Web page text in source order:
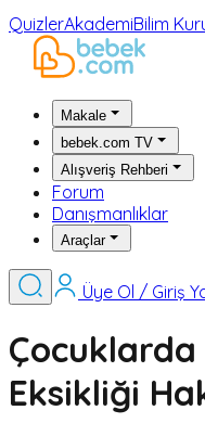
QuizlerAkademiBilim
Makale
bebek.com TV
Alışveriş Rehberi
Forum
Danışmanlıklar
Araçlar
Üye Ol / Giriş
Eksikliği